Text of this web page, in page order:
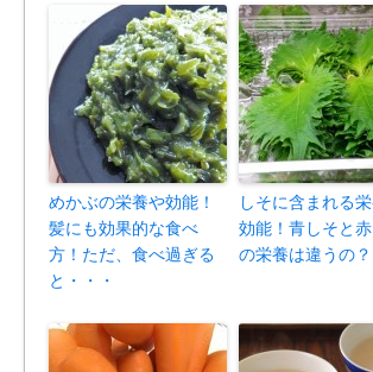
めかぶの栄養や効能！
髪にも効果的な食べ
方！ただ、食べ過ぎる
と・・・
しそに含まれる
効能！青しそと
の栄養は違うの？